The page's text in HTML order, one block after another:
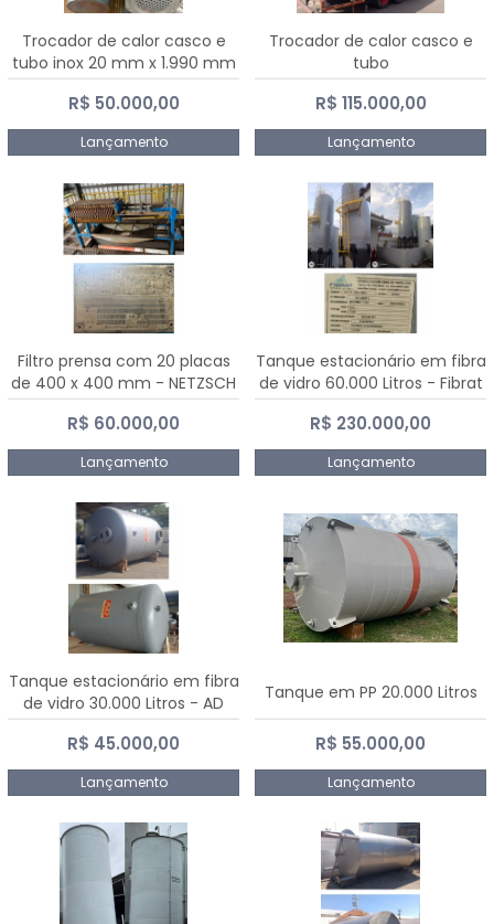
Trocador de calor casco e
tubo inox 20 mm x 1.990 mm
R$ 50.000,00
Lançamento
Trocador de calor casco e
tubo
R$ 115.000,00
Lançamento
Filtro prensa com 20 placas
de 400 x 400 mm - NETZSCH
R$ 60.000,00
Lançamento
Tanque estacionário em fibra
de vidro 60.000 Litros - Fibrat
R$ 230.000,00
Lançamento
Tanque estacionário em fibra
de vidro 30.000 Litros - AD
Fibras
R$ 45.000,00
Lançamento
Tanque em PP 20.000 Litros
R$ 55.000,00
Lançamento